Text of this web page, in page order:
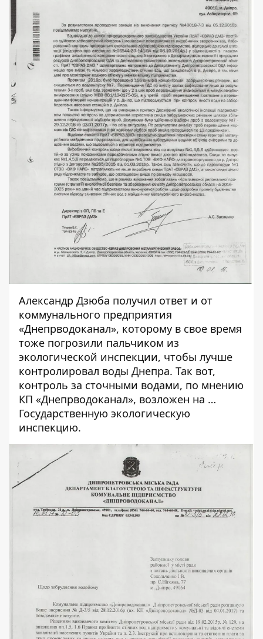
Александр Дзюба получил ответ и от
коммунального предприятия
«Днепрводоканал», которому в свое время
тоже погрозили пальчиком из
экологической инспекции, чтобы лучше
контролировал воды Днепра. Так вот,
контроль за сточными водами, по мнению
КП «Днепрводоканал», возложен на …
Государственную экологическую
инспекцию.